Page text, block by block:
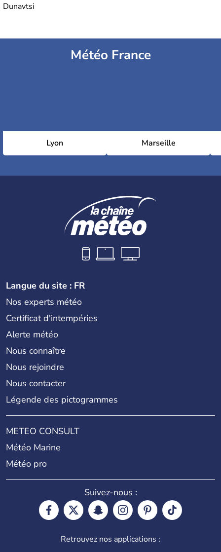
Dunavtsi
Météo France
Lyon Marseille
Langue du site : FR
Nos experts météo
Certificat d'intempéries
Alerte météo
Nous connaître
Nous rejoindre
Nous contacter
Légende des pictogrammes
METEO CONSULT
Météo Marine
Météo pro
Suivez-nous :
Retrouvez nos applications :